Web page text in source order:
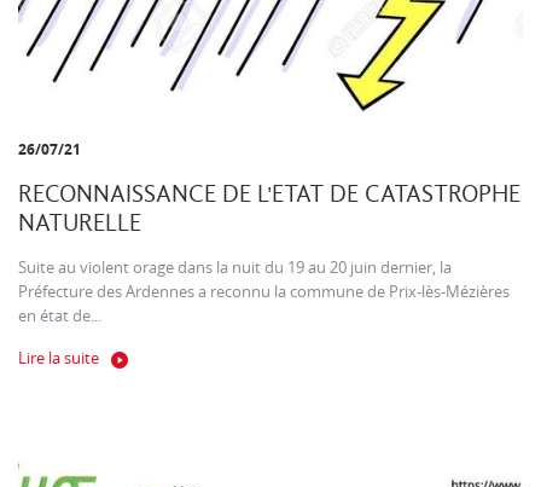
26/07/21
RECONNAISSANCE DE L'ETAT DE CATASTROPHE
NATURELLE
Suite au violent orage dans la nuit du 19 au 20 juin dernier, la
Préfecture des Ardennes a reconnu la commune de Prix-lès-Mézières
en état de...
Lire la suite